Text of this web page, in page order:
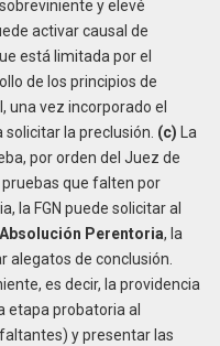
y elevé
activar causal de
está limitada por el
de los principios de
una vez incorporado el
la preclusión. (c) La
por orden del Juez de
que falten por
la FGN puede solicitar al
Absolución Perentoria, la
alegatos de conclusión.
es decir, la providencia
etapa probatoria al
y presentar las